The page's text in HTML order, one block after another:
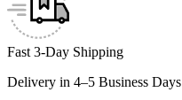
Fast 3-Day Shipping
Delivery in 4–5 Business Days